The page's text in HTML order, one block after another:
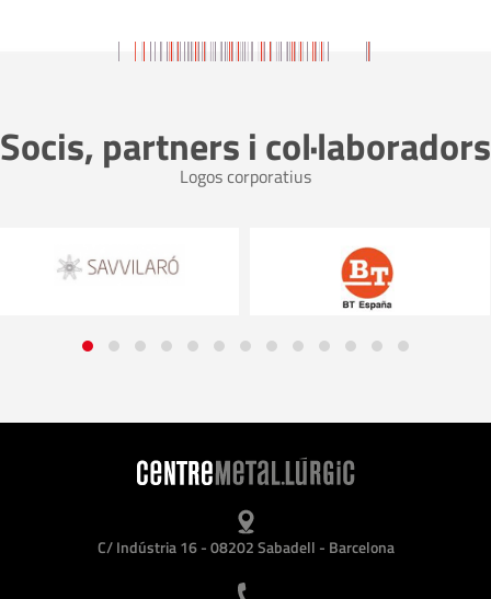
Socis, partners i col·laboradors
Logos corporatius
C/ Indústria 16 - 08202 Sabadell - Barcelona